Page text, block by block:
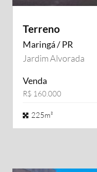
Terreno
Maringá / PR
Jardim Alvorada
Venda
R$ 160.000
225m²